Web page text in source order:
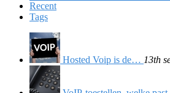
Recent
Tags
Hosted Voip is de… 13th